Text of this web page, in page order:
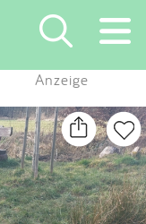
×
Anzeige